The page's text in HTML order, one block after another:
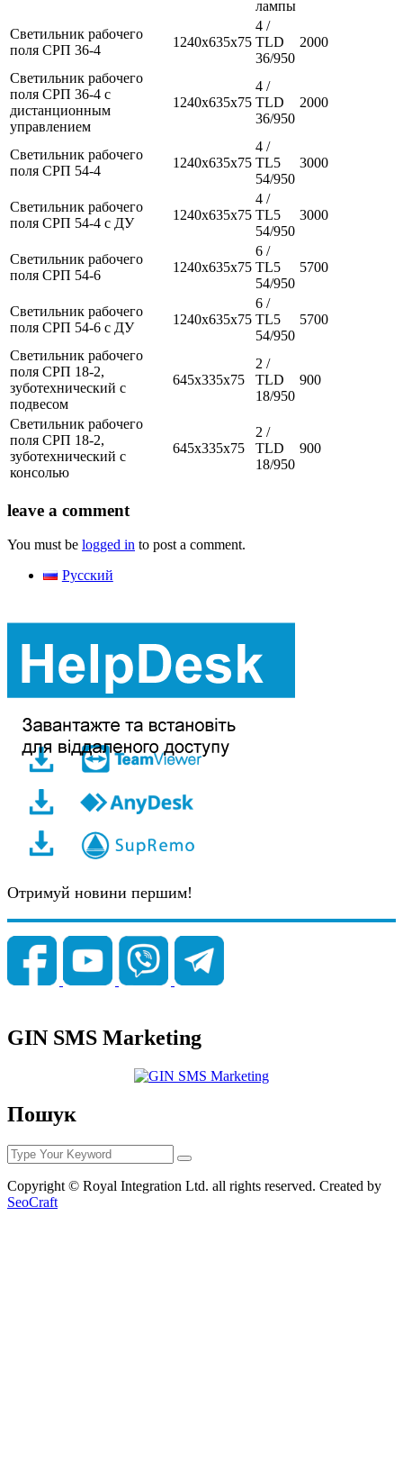
лампы
Светильник рабочего
поля СРП 36-4
1240х635х75
4 /
TLD
36/950
2000
Светильник рабочего
поля СРП 36-4 с
дистанционным
управлением
1240х635х75
4 /
TLD
36/950
2000
Светильник рабочего
поля СРП 54-4
1240х635х75
4 /
TL5
54/950
3000
Светильник рабочего
поля СРП 54-4 с ДУ
1240х635х75
4 /
TL5
54/950
3000
Светильник рабочего
поля СРП 54-6
1240х635х75
6 /
TL5
54/950
5700
Светильник рабочего
поля СРП 54-6 с ДУ
1240х635х75
6 /
TL5
54/950
5700
Светильник рабочего
поля СРП 18-2,
зуботехнический с
подвесом
645х335х75
2 /
TLD
18/950
900
Светильник рабочего
поля СРП 18-2,
зуботехнический с
консолью
645х335х75
2 /
TLD
18/950
900
leave a comment
You must be logged in to post a comment.
Русский
Отримуй новини першим!
GIN SMS Marketing
Пошук
Copyright © Royal Integration Ltd. all rights reserved. Created by
SeoCraft